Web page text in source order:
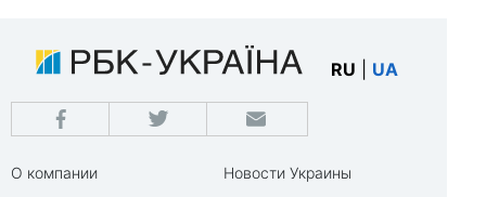
RU UA
О компании
Новости Украины